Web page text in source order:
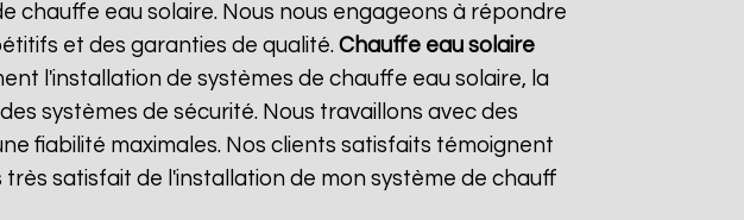
chauffe eau solaire. Nous nous engageons à répondre
et des garanties de qualité. Chauffe eau solaire
l'installation de systèmes de chauffe eau solaire, la
systèmes de sécurité. Nous travaillons avec des
fiabilité maximales. Nos clients satisfaits témoignent
satisfait de l'installation de mon système de chauff